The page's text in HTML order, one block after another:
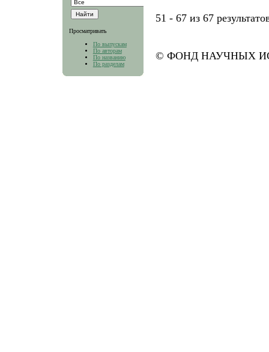
Просматривать
По выпускам
По авторам
По названию
По разделам
51 - 67 из 67
© ФОНД НАУЧНЫХ